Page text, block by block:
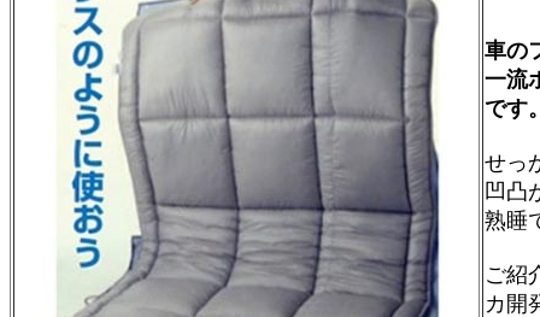
車の
一流
です
せっ
凹凸
熟睡
ご紹
カ開